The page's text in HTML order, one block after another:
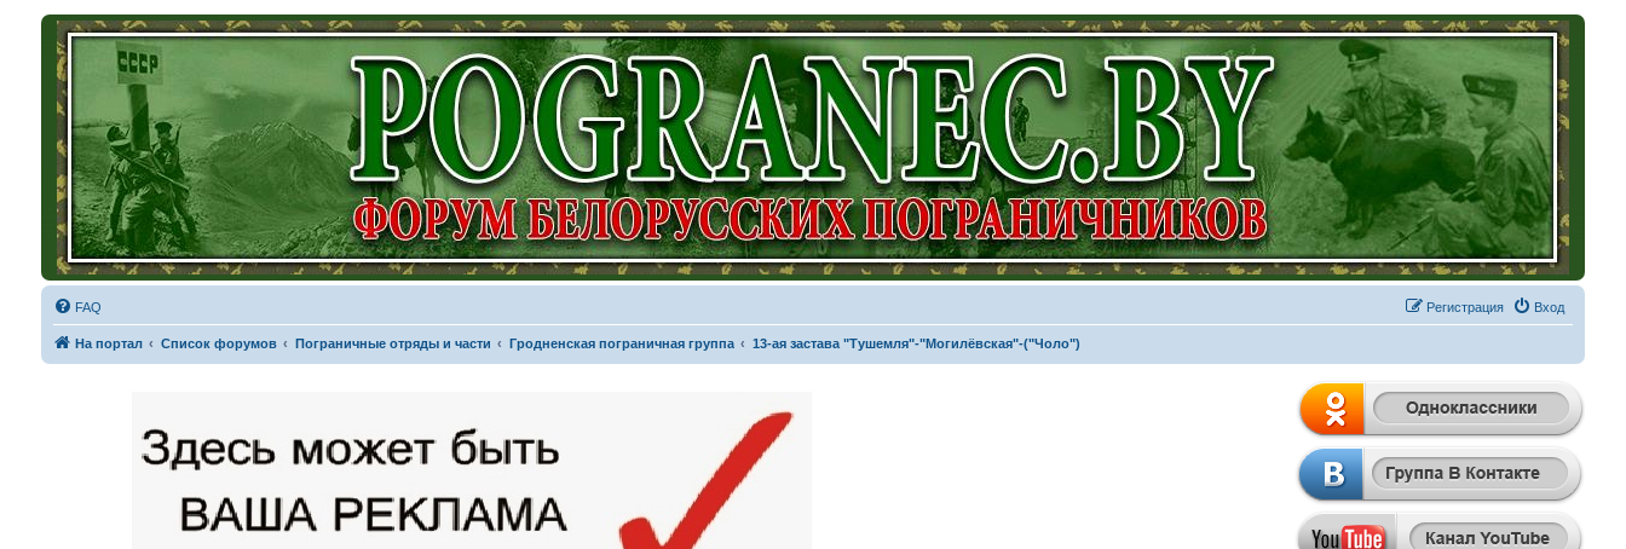
FAQ Вход
Регистрация
На портал Список форумов Пограничные отряды и части Гродненская пограничная группа 13-ая застава "Тушемля"-"Могилёвская"-("Чоло")